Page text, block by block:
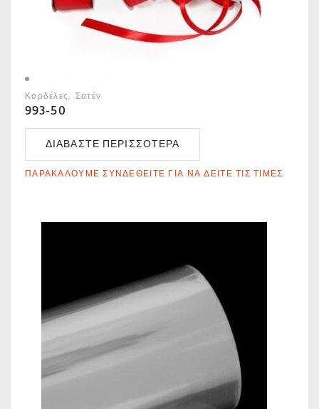
Κορδέλες Σατέν
993-50
ΔΙΑΒΆΣΤΕ ΠΕΡΙΣΣΌΤΕΡΑ
ΠΑΡΑΚΑΛΟΎΜΕ ΣΥΝΔΕΘΕΊΤΕ ΓΙΑ ΝΑ ΔΕΊΤΕ ΤΙΣ ΤΙΜΈΣ